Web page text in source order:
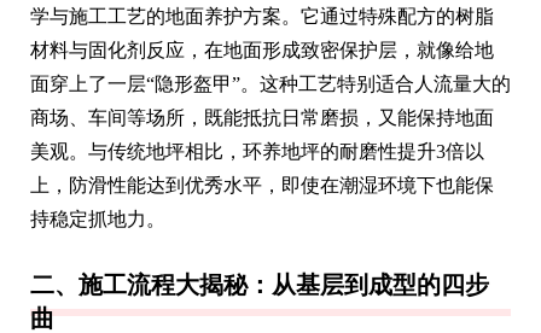
学与施工工艺的地面养护方案。它通过特殊配方的树脂
材料与固化剂反应，在地面形成致密保护层，就像给地
面穿上了一层“隐形盔甲”。这种工艺特别适合人流量大的
商场、车间等场所，既能抵抗日常磨损，又能保持地面
美观。与传统地坪相比，环养地坪的耐磨性提升3倍以
上，防滑性能达到优秀水平，即使在潮湿环境下也能保
持稳定抓地力。
二、施工流程大揭秘：从基层到成型的四步
曲